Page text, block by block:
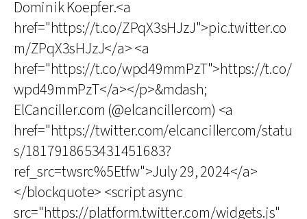
Dominik Koepfer.<a
href="https://t.co/ZPqX3sHJzJ">pic.twitter.co
m/ZPqX3sHJzJ</a> <a
href="https://t.co/wpd49mmPzT">https://t.co/
wpd49mmPzT</a></p>&mdash;
ElCanciller.com (@elcancillercom) <a
href="https://twitter.com/elcancillercom/statu
s/1817918653431451683?
ref_src=twsrc%5Etfw">July 29, 2024</a>
</blockquote> <script async
src="https://platform.twitter.com/widgets.js"